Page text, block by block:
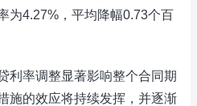
为4.27%，平均降幅0.73个百
利率调整显著影响整个合同期
施的效应将持续发挥，并逐渐